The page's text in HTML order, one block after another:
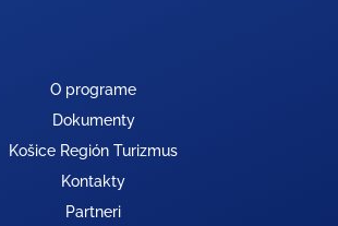
O programe
Dokumenty
Košice Región Turizmus
Kontakty
Partneri